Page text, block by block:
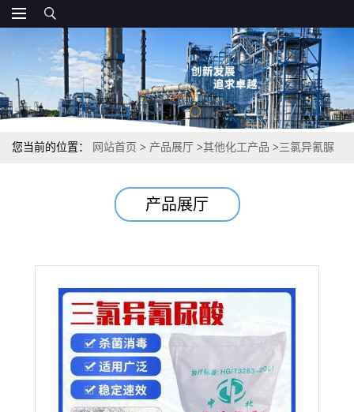
您当前的位置： 网站首页 > 产品展厅 >其他化工产品 >三氯异氰脲
产品展厅